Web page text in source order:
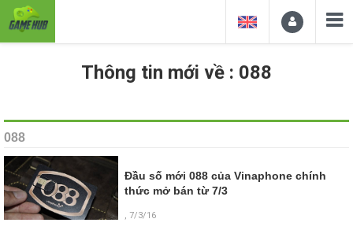
Thông tin mới về : 088
088
Đầu số mới 088 của Vinaphone chính
thức mở bán từ 7/3
, 7/3/16